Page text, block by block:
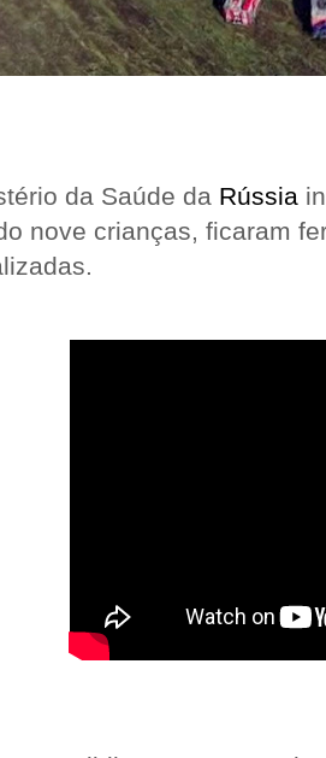
da Saúde da Rússia
nove crianças, ficaram